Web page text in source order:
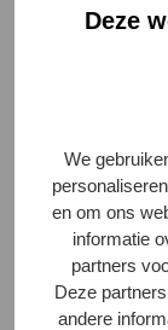
Deze
We
en om ons
informatie
partners
Deze
andere
minstens 180
aangesloten
Beter Leven
publiceerden
en werkwijze.